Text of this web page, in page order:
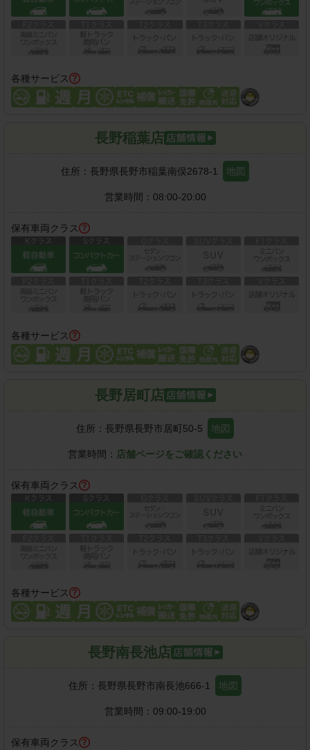
各種サービス
長野稲葉店
住所： 長野県長野市稲葉南俣2678-1 地図
営業時間： 08:00-20:00
保有車両クラス
各種サービス
長野居町店
住所： 長野県長野市居町50-5 地図
営業時間： 店舗ページをご確認ください
保有車両クラス
各種サービス
長野南長池店
住所： 長野県長野市南長池666-1 地図
営業時間： 09:00-19:00
保有車両クラス